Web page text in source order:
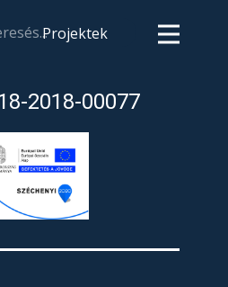
Projektek
2018-00077